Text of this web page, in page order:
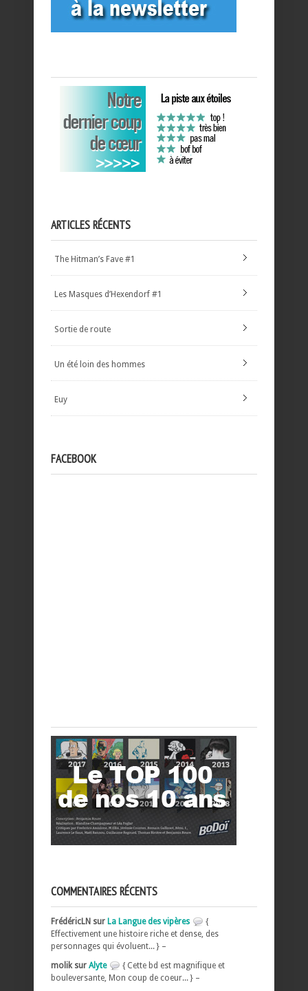
ARTICLES RÉCENTS
The Hitman’s Fave #1
Les Masques d’Hexendorf #1
Sortie de route
Un été loin des hommes
Euy
FACEBOOK
COMMENTAIRES RÉCENTS
FrédéricLN sur La Langue des vipères
{
Effectivement une histoire riche et dense, des
personnages qui évoluent... } –
molik sur Alyte
{ Cette bd est magnifique et
bouleversante, Mon coup de coeur... } –